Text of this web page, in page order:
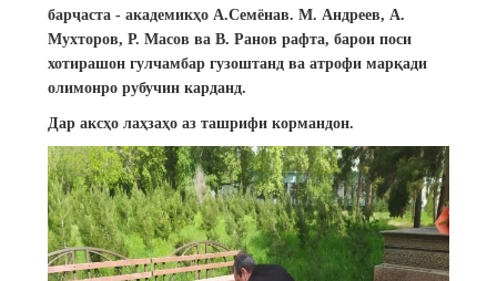
барҷаста - академикҳо А.Семёнав. М. Андреев, А.
Мухторов, Р. Масов ва В. Ранов рафта, барои поси
хотирашон гулчамбар гузоштанд ва атрофи марқади
олимонро рубучин карданд.
Дар аксҳо лаҳзаҳо аз ташрифи кормандон.